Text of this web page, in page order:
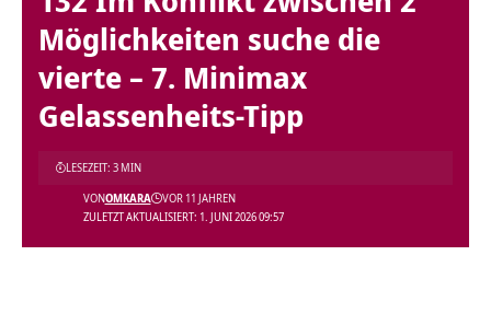
Möglichkeiten suche die
vierte – 7. Minimax
Gelassenheits-Tipp
ZULETZT AKTUALISIERT: 1. JUNI 2026 09:57
VONOMKARA VOR 11 JAHREN
LESEZEIT: 3 MIN